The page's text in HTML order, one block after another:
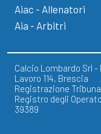
Aiac - Allenatori
Aia - Arbitri
Calcio Lombardo Srl -
Lavoro 114, Brescia
Registrazione
Registro degli
39389